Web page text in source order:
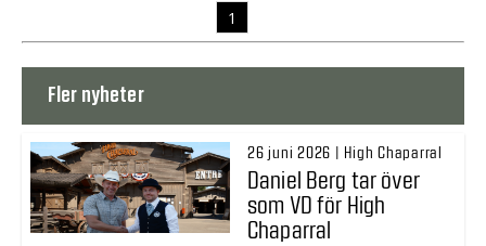
1
Fler nyheter
26 juni 2026 | High Chaparral
Daniel Berg tar över
som VD för High
Chaparral